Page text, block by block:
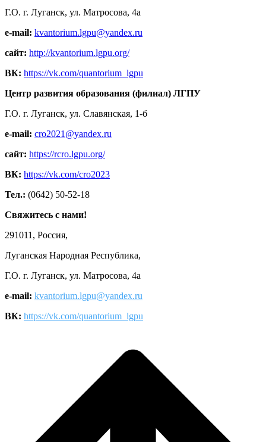
Г.О. г. Луганск, ул. Матросова, 4а
e-mail: kvantorium.lgpu@yandex.ru
сайт: http://kvantorium.lgpu.org/
ВК: https://vk.com/quantorium_lgpu
Центр развития образования (филиал) ЛГПУ
Г.О. г. Луганск, ул. Славянская, 1-б
e-mail: cro2021@yandex.ru
сайт: https://rcro.lgpu.org/
ВК: https://vk.com/cro2023
Тел.: (0642) 50-52-18
Свяжитесь с нами!
291011, Россия,
Луганская Народная Республика,
Г.О. г. Луганск, ул. Матросова, 4а
e-mail: kvantorium.lgpu@yandex.ru
ВК: https://vk.com/quantorium_lgpu